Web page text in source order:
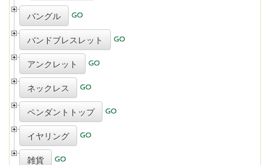
バングル
バンドブレスレット
アンクレット
ネックレス
ペンダントトップ
イヤリング
雑貨